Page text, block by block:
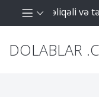
səliqəli və
DOLABLAR